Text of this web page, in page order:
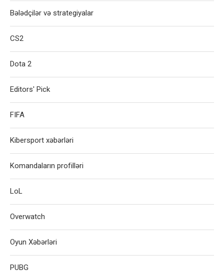
Bələdçilər və strategiyalar
CS2
Dota 2
Editors' Pick
FIFA
Kibersport xəbərləri
Komandaların profilləri
LoL
Overwatch
Oyun Xəbərləri
PUBG